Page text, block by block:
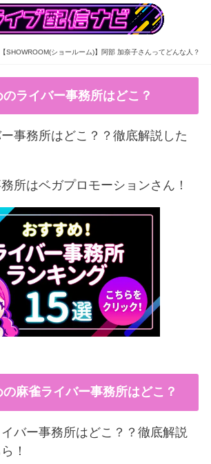
【SHOWROOM(ショールーム)】阿部 加奈子さんってどんな人？
のライバー事務所はどこ？
事務所はどこ？？徹底解説した
所はベガプロモーションさん！
の麻雀ライバー事務所はどこ？
バー事務所はどこ？？徹底解説
！